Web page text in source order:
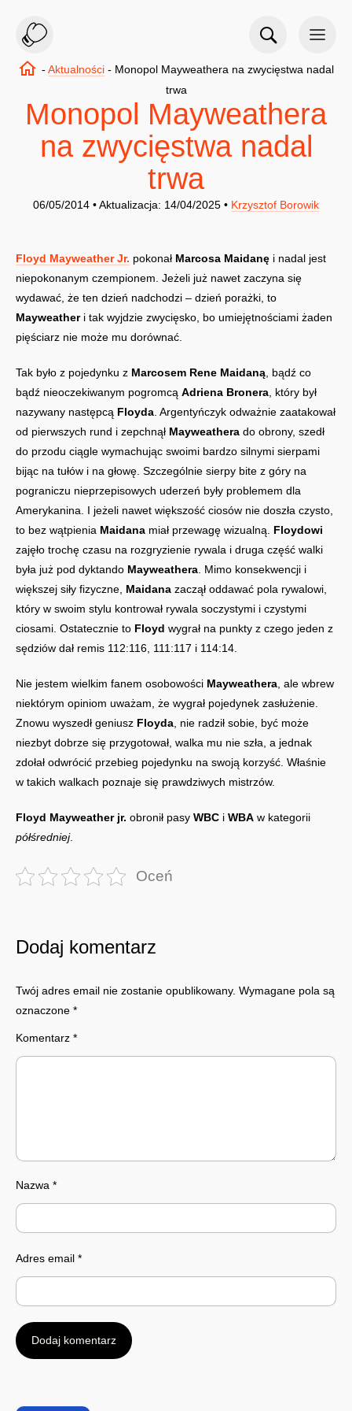
- Aktualności - Monopol Mayweathera na zwycięstwa nadal
trwa
Monopol Mayweathera
na zwycięstwa nadal
trwa
06/05/2014 • Aktualizacja: 14/04/2025 • Krzysztof Borowik
Floyd Mayweather Jr. pokonał Marcosa Maidanę i nadal jest
niepokonanym czempionem. Jeżeli już nawet zaczyna się
wydawać, że ten dzień nadchodzi – dzień porażki, to
Mayweatheri tak wyjdzie zwycięsko, bo umiejętnościami żaden
pięściarz nie może mu dorównać.
Tak było z pojedynku z Marcosem Rene Maidaną , bądź co
bądź nieoczekiwanym pogromcą Adriena Bronera , który był
nazywany następcą Floyda . Argentyńczyk odważnie zaatakował
od pierwszych rund i zepchnął Mayweathera do obrony, szedł
do przodu ciągle wymachując swoimi bardzo silnymi sierpami
bijąc na tułów i na głowę. Szczególnie sierpy bite z góry na
pograniczu nieprzepisowych uderzeń były problemem dla
Amerykanina. I jeżeli nawet większość ciosów nie doszła czysto,
to bez wątpienia Maidana miał przewagę wizualną. Floydowi
zajęło trochę czasu na rozgryzienie rywala i druga część walki
była już pod dyktando Mayweathera . Mimo konsekwencji i
większej siły fizyczne, Maidana zaczął oddawać pola rywalowi,
który w swoim stylu kontrował rywala soczystymi i czystymi
ciosami. Ostatecznie to Floyd wygrał na punkty z czego jeden z
sędziów dał remis 112:116, 111:117 i 114:14.
Nie jestem wielkim fanem osobowości Mayweathera , ale wbrew
niektórym opiniom uważam, że wygrał pojedynek zasłużenie.
Znowu wyszedł geniusz Floyda , nie radził sobie, być może
niezbyt dobrze się przygotował, walka mu nie szła, a jednak
zdołał odwrócić przebieg pojedynku na swoją korzyść. Właśnie
w takich walkach poznaje się prawdziwych mistrzów.
Floyd Mayweather jr. obronił pasy WBC i WBA w kategorii
półśredniej.
Oceń
Dodaj komentarz
Twój adres email nie zostanie opublikowany. Wymagane pola są
oznaczone *
Komentarz *
Nazwa *
Adres email *